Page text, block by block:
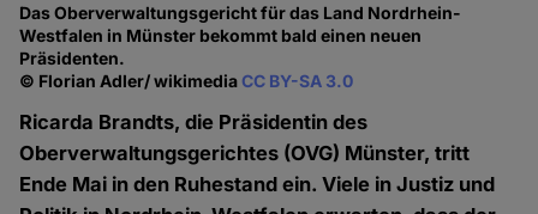
Das Oberverwaltungsgericht für das Land Nordrhein-
Westfalen in Münster bekommt bald einen neuen
Präsidenten.
© Florian Adler/ wikimediaCC BY-SA 3.0
Ricarda Brandts, die Präsidentin des
Oberverwaltungsgerichtes (OVG) Münster, tritt
Ende Mai in den Ruhestand ein. Viele in Justiz und